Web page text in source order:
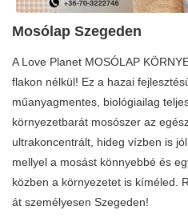
Mosólap Szegeden
A Love Planet MOSÓLAP
flakon nélkül! Ez a hazai
műanyagmentes, biológiailag
környezetbarát mosószer az
ultrakoncentrált, hideg vízben is
mellyel a mosást könnyebbé és
közben a környezetet is kíméled.
át személyesen Szegeden!